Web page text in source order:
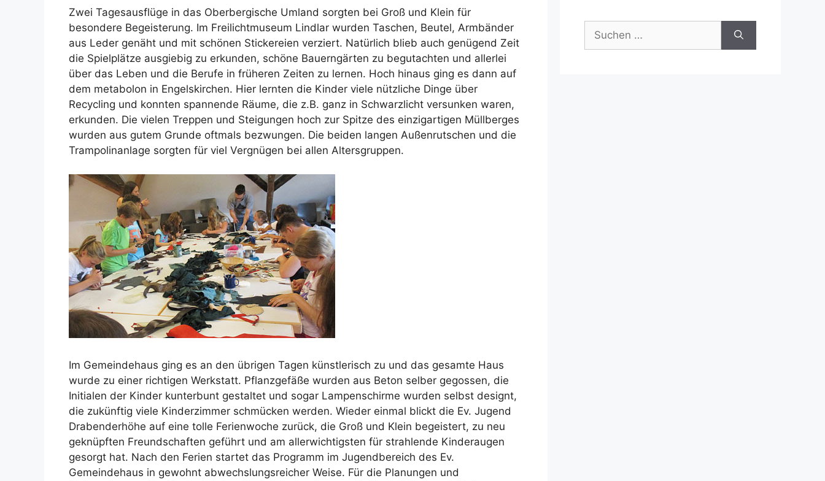
Zwei Tagesausflüge in das Oberbergische Umland sorgten bei Groß und Klein für
besondere Begeisterung. Im Freilichtmuseum Lindlar wurden Taschen, Beutel, Armbänder
aus Leder genäht und mit schönen Stickereien verziert. Natürlich blieb auch genügend Zeit
die Spielplätze ausgiebig zu erkunden, schöne Bauerngärten zu begutachten und allerlei
über das Leben und die Berufe in früheren Zeiten zu lernen. Hoch hinaus ging es dann auf
dem metabolon in Engelskirchen. Hier lernten die Kinder viele nützliche Dinge über
Recycling und konnten spannende Räume, die z.B. ganz in Schwarzlicht versunken waren,
erkunden. Die vielen Treppen und Steigungen hoch zur Spitze des einzigartigen Müllberges
wurden aus gutem Grunde oftmals bezwungen. Die beiden langen Außenrutschen und die
Trampolinanlage sorgten für viel Vergnügen bei allen Altersgruppen.
Im Gemeindehaus ging es an den übrigen Tagen künstlerisch zu und das gesamte Haus
wurde zu einer richtigen Werkstatt. Pflanzgefäße wurden aus Beton selber gegossen, die
Initialen der Kinder kunterbunt gestaltet und sogar Lampenschirme wurden selbst designt,
die zukünftig viele Kinderzimmer schmücken werden. Wieder einmal blickt die Ev. Jugend
Drabenderhöhe auf eine tolle Ferienwoche zurück, die Groß und Klein begeistert, zu neu
geknüpften Freundschaften geführt und am allerwichtigsten für strahlende Kinderaugen
gesorgt hat. Nach den Ferien startet das Programm im Jugendbereich des Ev.
Gemeindehaus in gewohnt abwechslungsreicher Weise. Für die Planungen und
nach: